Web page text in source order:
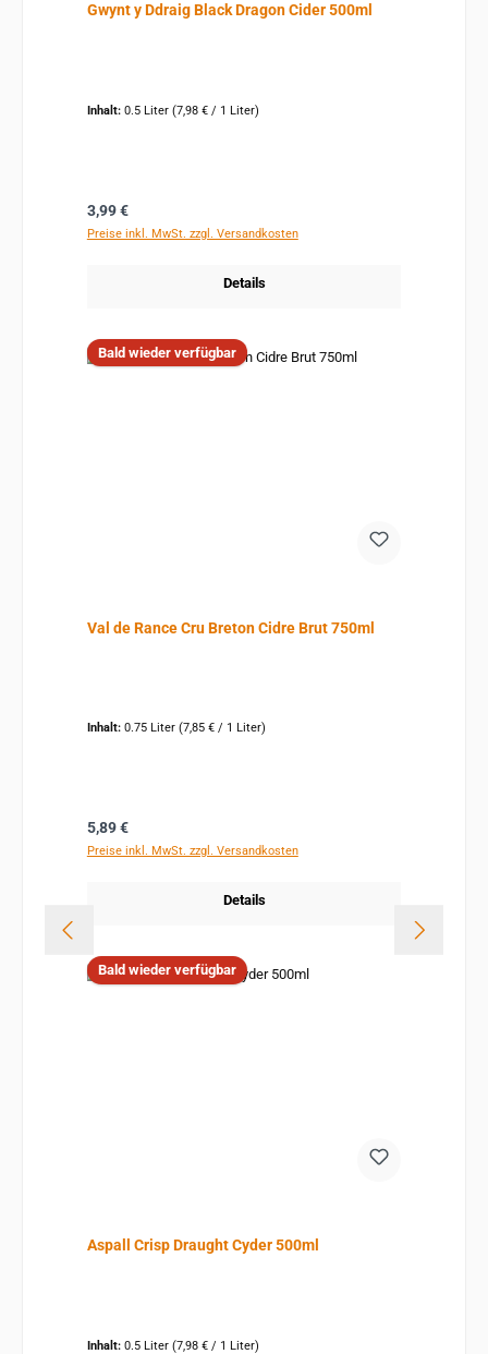
Gwynt y Ddraig Black Dragon Cider 500ml
Inhalt: 0.5 Liter (7,98 € / 1 Liter)
Regulärer Preis:
3,99 €
Preise inkl. MwSt. zzgl. Versandkosten
Details
Bald wieder verfügbar
Val de Rance Cru Breton Cidre Brut 750ml
Inhalt: 0.75 Liter (7,85 € / 1 Liter)
Regulärer Preis:
5,89 €
Preise inkl. MwSt. zzgl. Versandkosten
Details
Bald wieder verfügbar
Aspall Crisp Draught Cyder 500ml
Inhalt: 0.5 Liter (7,98 € / 1 Liter)